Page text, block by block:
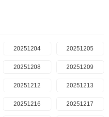
20260102 20260103
20260106 20260107
20260110 20260111
20260114 20260115
20251204 20251205
20251208 20251209
20251212 20251213
20251216 20251217